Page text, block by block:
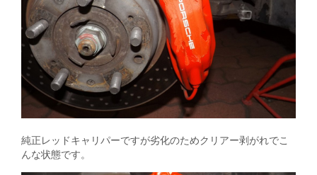
純正レッドキャリパーですが劣化のためクリアー剥がれでこ
んな状態です。